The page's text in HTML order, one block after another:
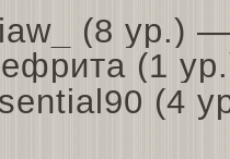
(8 ур.)
(1
(4